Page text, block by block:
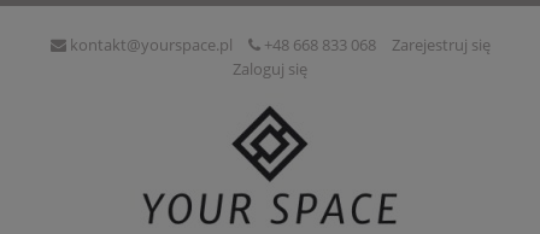
kontakt@yourspace.pl +48 668 833 068
Zarejestruj się
Zaloguj się